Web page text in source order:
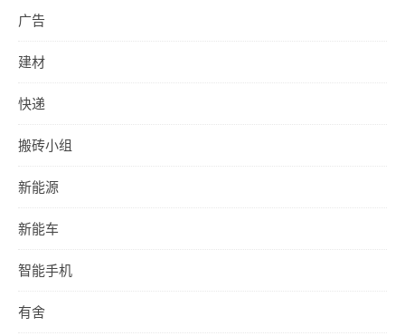
广告
建材
快递
搬砖小组
新能源
新能车
智能手机
有舍